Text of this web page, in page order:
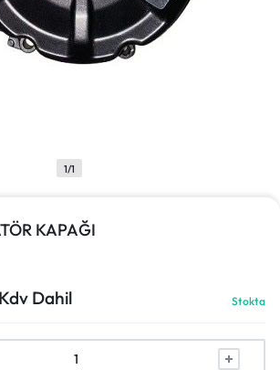
1/1
KAPAĞI
Kdv Dahil Stokta